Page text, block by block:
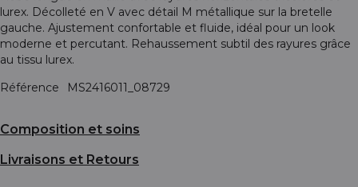
lurex. Décolleté en V avec détail M métallique sur la bretelle
gauche. Ajustement confortable et fluide, idéal pour un look
moderne et percutant. Rehaussement subtil des rayures grâce
au tissu lurex.
Référence
MS2416011_08729
Composition et soins
Livraisons et Retours